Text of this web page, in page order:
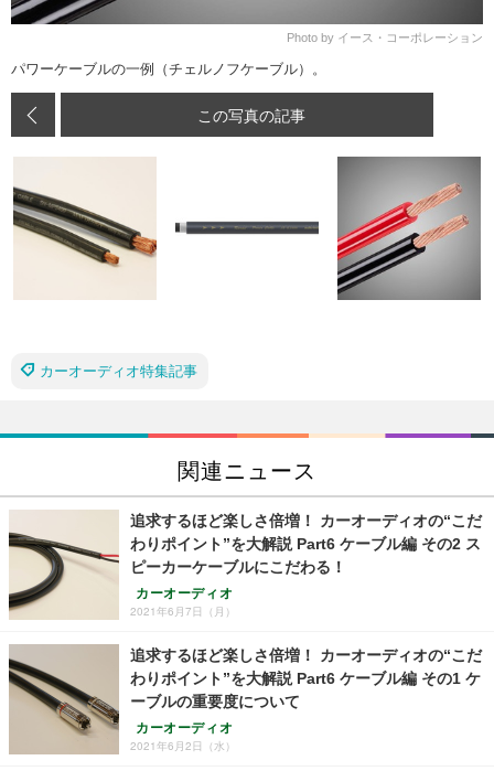
Photo by イース・コーポレーション
パワーケーブルの一例（チェルノフケーブル）。
この写真の記事
カーオーディオ特集記事
関連ニュース
追求するほど楽しさ倍増！ カーオーディオの“こだ
わりポイント”を大解説 Part6 ケーブル編 その2 ス
ピーカーケーブルにこだわる！
カーオーディオ
2021年6月7日（月）
追求するほど楽しさ倍増！ カーオーディオの“こだ
わりポイント”を大解説 Part6 ケーブル編 その1 ケ
ーブルの重要度について
カーオーディオ
2021年6月2日（水）